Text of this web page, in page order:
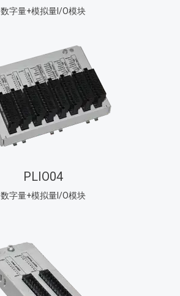
数字量+模拟量I/O模块
PLIO04
数字量+模拟量I/O模块